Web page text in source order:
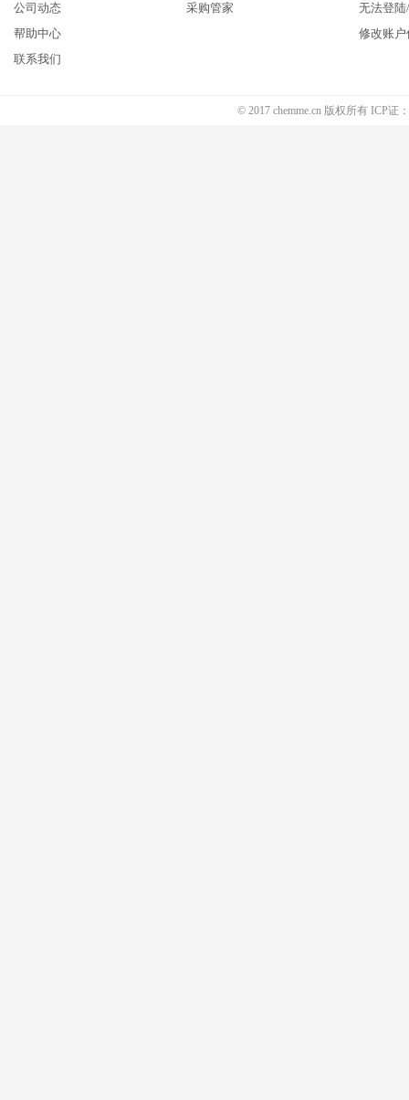
公司动态
帮助中心
联系我们
采购管家
无法登
修改账户
© 2017 chemme.cn 版权所有 ICP证：